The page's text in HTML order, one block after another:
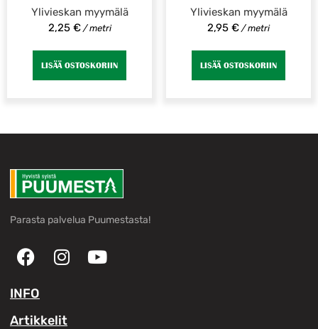
Ylivieskan myymälä
2,25 €/ metri
LISÄÄ OSTOSKORIIN
Ylivieskan myymälä
2,95 € / metri
LISÄÄ OSTOSKORIIN
Parasta palvelua Puumestasta!
INFO
Artikkelit